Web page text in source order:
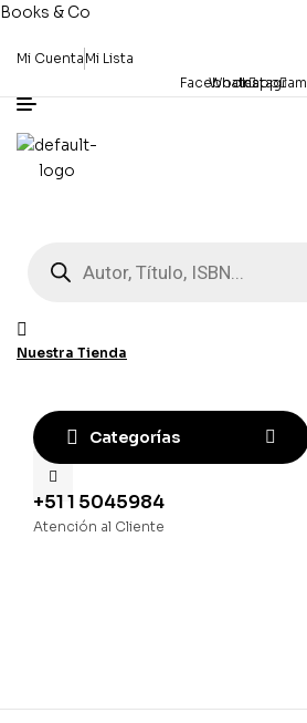
Books & Co
Mi Cuenta Mi Lista
Facebook
Whatsapp
Instagram
productos
Nuestra Tienda
Categorías
+51 1 5045984
Atención al Cliente